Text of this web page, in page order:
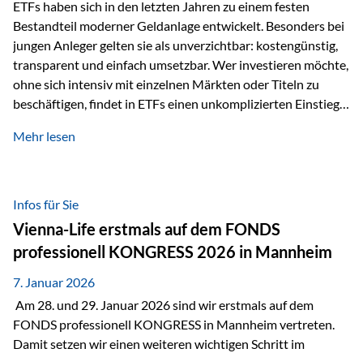
Stufe 1: Versicherer-Ebene • Versicherung mit…
ETFs haben sich in den letzten Jahren zu einem festen
Bestandteil moderner Geldanlage entwickelt. Besonders bei
jungen Anleger gelten sie als unverzichtbar: kostengünstig,
transparent und einfach umsetzbar. Wer investieren möchte,
ohne sich intensiv mit einzelnen Märkten oder Titeln zu
beschäftigen, findet in ETFs einen unkomplizierten Einstieg
werden häufig kritisch betrachtet. Sie gelten als teurer,
Beide Ansätze haben ihre Berechtigung und ihre Stärken
entfalten sie oft gerade in Kombination. ETFs: Effizient, breit
gestreut und klar strukturiert…
Mehr lesen
Infos für Sie
Vienna-Life erstmals auf dem FONDS
professionell KONGRESS 2026 in Mannheim
7. Januar 2026
Am 28. und 29. Januar 2026 sind wir erstmals auf dem
FONDS professionell KONGRESS in Mannheim vertreten.
Damit setzen wir einen weiteren wichtigen Schritt im